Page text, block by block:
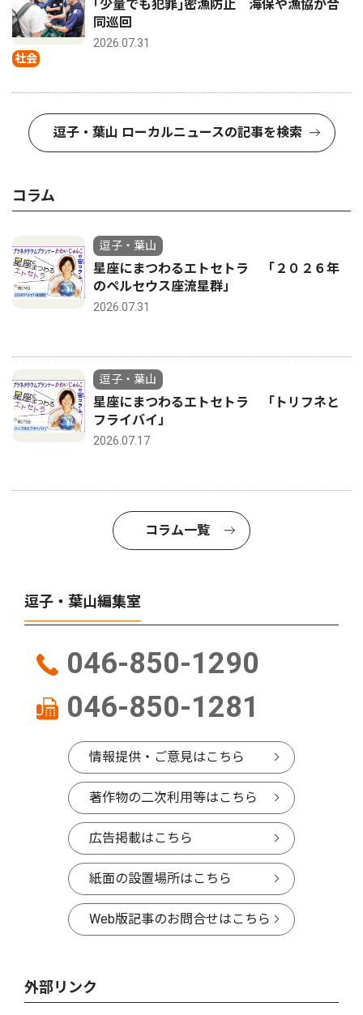
社会
｢少量でも犯罪｣密漁防止 海保や漁協が合
同巡回
2026.07.31
逗子・葉山 ローカルニュースの記事を検索
コラム
逗子・葉山
星座にまつわるエトセトラ 「２０２６年
のペルセウス座流星群」
2026.07.31
逗子・葉山
星座にまつわるエトセトラ 「トリフネと
フライバイ」
2026.07.17
コラム一覧
逗子・葉山編集室
046-850-1290
046-850-1281
情報提供・ご意見はこちら
著作物の二次利用等はこちら
広告掲載はこちら
紙面の設置場所はこちら
Web版記事のお問合せはこちら
外部リンク